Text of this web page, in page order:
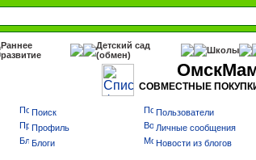
Раннее
развитие
Детский сад
(обмен)
Школы
СОВМЕСТНЫЕ
Поиск
Пользователи
Профиль
Личные сообщения
Блоги
Новости из блогов